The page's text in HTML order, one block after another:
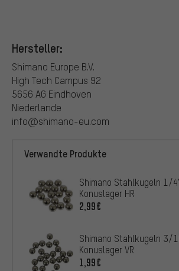
Hersteller:
Shimano Europe B.V.
High Tech Campus 92
5656 AG Eindhoven
Niederlande
info@shimano-eu.com
Verwandte Produkte
Shimano Stahlkugeln 1/
Konuslager HR
2,99€
Shimano Stahlkugeln 3/
Konuslager VR
1,99€